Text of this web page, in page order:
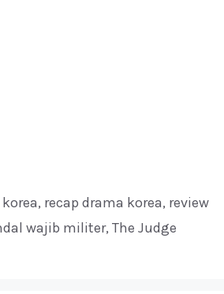
, recap drama korea, review
wajib militer, The Judge